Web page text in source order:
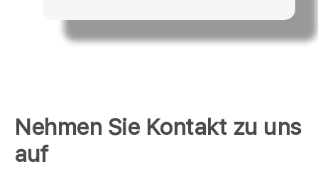
Nehmen Sie Kontakt zu uns
auf